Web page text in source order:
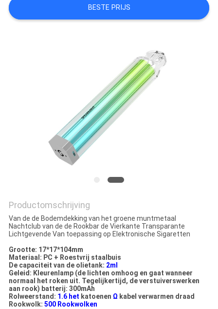
BESTE PRIJS
Productomschrijving
Van de de Bodemdekking van het groene muntmetaal
Nachtclub van de de Rookbar de Vierkante Transparante
Lichtgevende Van toepassing op Elektronische Sigaretten
Grootte: 17*17*104mm
Materiaal: PC + Roestvrij staalbuis
De capaciteit van de olietank: 2ml
Geleid: Kleurenlamp (de lichten omhoog en gaat wanneer
normaal het roken uit. Tegelijkertijd, de verstuiverswerken
aan rook) batterij: 300mAh
Rolweerstand: 1.6 het katoenen Ω kabel verwarmen draad
Rookwolk: 500 Rookwolken